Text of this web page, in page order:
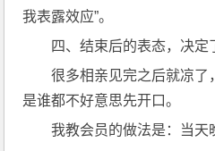
我表露效应”。
四、结束后的表态，决定
很多相亲见完之后就凉了
是谁都不好意思先开口。
我教会员的做法是：当天